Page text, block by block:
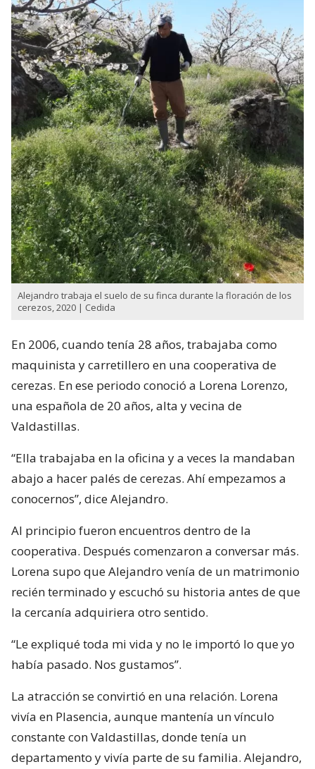
Alejandro trabaja el suelo de su finca durante la floración de los
cerezos, 2020 | Cedida
En 2006, cuando tenía 28 años, trabajaba como
maquinista y carretillero en una cooperativa de
cerezas. En ese periodo conoció a Lorena Lorenzo,
una española de 20 años, alta y vecina de
Valdastillas.
“Ella trabajaba en la oficina y a veces la mandaban
abajo a hacer palés de cerezas. Ahí empezamos a
conocernos”, dice Alejandro.
Al principio fueron encuentros dentro de la
cooperativa. Después comenzaron a conversar más.
Lorena supo que Alejandro venía de un matrimonio
recién terminado y escuchó su historia antes de que
la cercanía adquiriera otro sentido.
“Le expliqué toda mi vida y no le importó lo que yo
había pasado. Nos gustamos”.
La atracción se convirtió en una relación. Lorena
vivía en Plasencia, aunque mantenía un vínculo
constante con Valdastillas, donde tenía un
departamento y vivía parte de su familia. Alejandro,